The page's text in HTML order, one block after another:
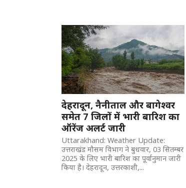
देहरादून, नैनीताल और बागेश्वर
समेत 7 जिलों में भारी बारिश का
ऑरेंज अलर्ट जारी
Uttarakhand: Weather Update:
उत्तराखंड मौसम विभाग ने बुधवार, 03 सितम्बर
2025 के लिए भारी बारिश का पूर्वानुमान जारी
किया है। देहरादून, उत्तरकाशी,...